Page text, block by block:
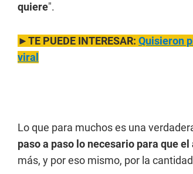
quiere".
►TE PUEDE INTERESAR: Quisieron
viral
Lo que para muchos es una
paso a paso lo necesario para que
más, y por eso mismo, por la